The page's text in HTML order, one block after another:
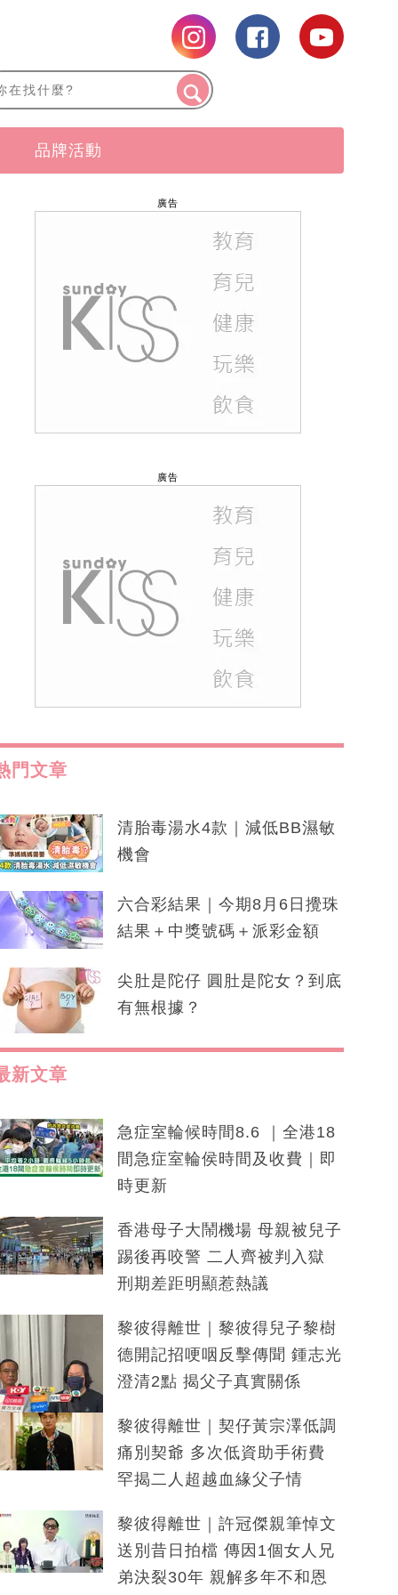
品牌活動
廣告
廣告
門文章
清胎毒湯水4款｜減低BB濕敏
機會
六合彩結果｜今期8月6日攪珠
結果＋中獎號碼＋派彩金額
尖肚是陀仔 圓肚是陀女？到底
有無根據？
新文章
急症室輪候時間8.6 ｜全港18
間急症室輪侯時間及收費｜即
時更新
香港母子大鬧機場 母親被兒子
踢後再咬警 二人齊被判入獄
刑期差距明顯惹熱議
黎彼得離世｜黎彼得兒子黎樹
德開記招哽咽反擊傳聞 鍾志光
澄清2點 揭父子真實關係
黎彼得離世｜契仔黃宗澤低調
痛別契爺 多次低資助手術費
罕揭二人超越血緣父子情
黎彼得離世｜許冠傑親筆悼文
送別昔日拍檔 傳因1個女人兄
弟決裂30年 親解多年不和恩